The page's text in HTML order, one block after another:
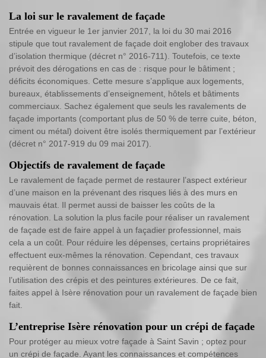
La loi sur le ravalement de façade
Entrée en vigueur le 1er janvier 2017, la loi du 30 mai 2016
stipule que tout ravalement de façade doit englober des travaux
d’isolation thermique (décret n° 2016-711). Toutefois, ce texte
prévoit des dérogations en cas de : risque pour le bâtiment ;
déficits économiques. Cette mesure s’applique aux logements,
bureaux, établissements d’enseignement, hôtels et bâtiments
commerciaux. Sachez également que seuls les ravalements de
façade importants (comportant plus de 50 % de terre cuite, béton,
ciment ou métal) doivent être isolés thermiquement par l’extérieur
(décret n° 2017-919 du 09 mai 2017).
Objectifs de ravalement de façade
Le ravalement de façade permet de restaurer l’aspect extérieur
d’une maison en la prévenant des risques liés à des murs en
mauvais état. Il permet aussi de baisser les coûts de la
rénovation. La solution la plus facile pour réaliser un ravalement
de façade est de faire appel à un façadier professionnel, mais
cela a un coût. Pour réduire les dépenses, certains propriétaires
effectuent eux-mêmes la rénovation. Cependant, ces travaux
requièrent de bonnes connaissances en bricolage ainsi que sur
l’utilisation des crépis et des peintures extérieures. De ce fait,
faites appel à Isère rénovation pour un ravalement de façade bien
fait.
L’entreprise Isère rénovation pour un crépi de façade
Pour protéger au mieux votre façade à Saint Savin ; optez pour
un crépi de façade. Ayant les connaissances et compétences